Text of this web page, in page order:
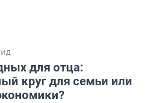
для отца:
круг для семьи или